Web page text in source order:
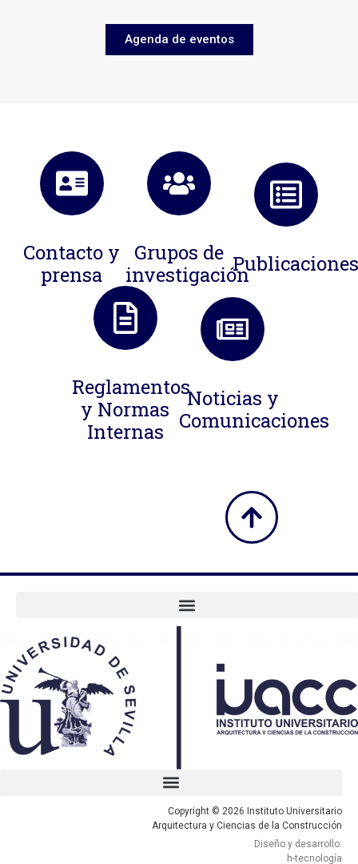
Agenda de eventos
Contacto y
prensa
Grupos de
investigación
Reglamentos
y Normas
Internas
Noticias y
Comunicaciones
Copyright © 2026 Instituto Universitario
Arquitectura y Ciencias de la Construcción
Diseño y desarrollo:
h-tecnología